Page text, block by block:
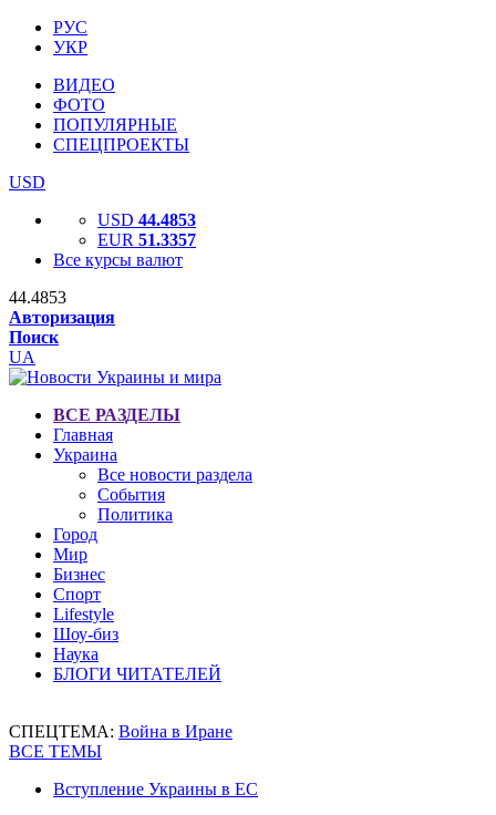
РУС
УКР
ВИДЕО
ФОТО
ПОПУЛЯРНЫЕ
СПЕЦПРОЕКТЫ
USD
USD 44.4853
EUR 51.3357
Все курсы валют
44.4853
Авторизация
Поиск
UA
ВСЕ РАЗДЕЛЫ
Главная
Украина
Все новости раздела
События
Политика
Город
Мир
Бизнес
Спорт
Lifestyle
Шоу-биз
Наука
БЛОГИ ЧИТАТЕЛЕЙ
СПЕЦТЕМА: Война в Иране
ВСЕ ТЕМЫ
Вступление Украины в ЕС